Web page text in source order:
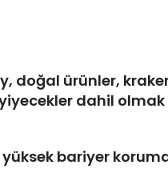
doğal ürünler,
dahil
yüksek bariyer